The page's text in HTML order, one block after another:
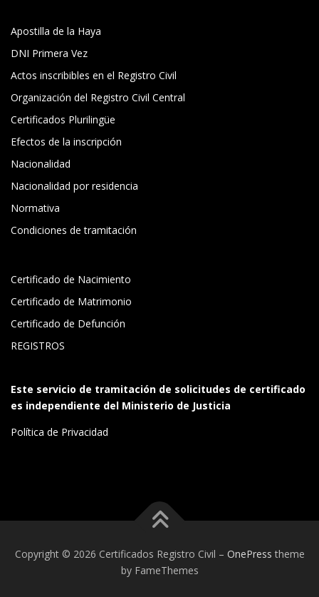
Apostilla de la Haya
DNI Primera Vez
Actos inscribibles en el Registro Civil
Organización del Registro Civil Central
Certificados Plurilingüe
Efectos de la inscripción
Nacionalidad
Nacionalidad por residencia
Normativa
Condiciones de tramitación
Certificado de Nacimiento
Certificado de Matrimonio
Certificado de Defunción
REGISTROS
Este servicio de tramitación de solicitudes de certificado
es independiente del Ministerio de Justicia
Política de Privacidad
Copyright © 2026 Certificados Registro Civil – OnePress theme
by FameThemes